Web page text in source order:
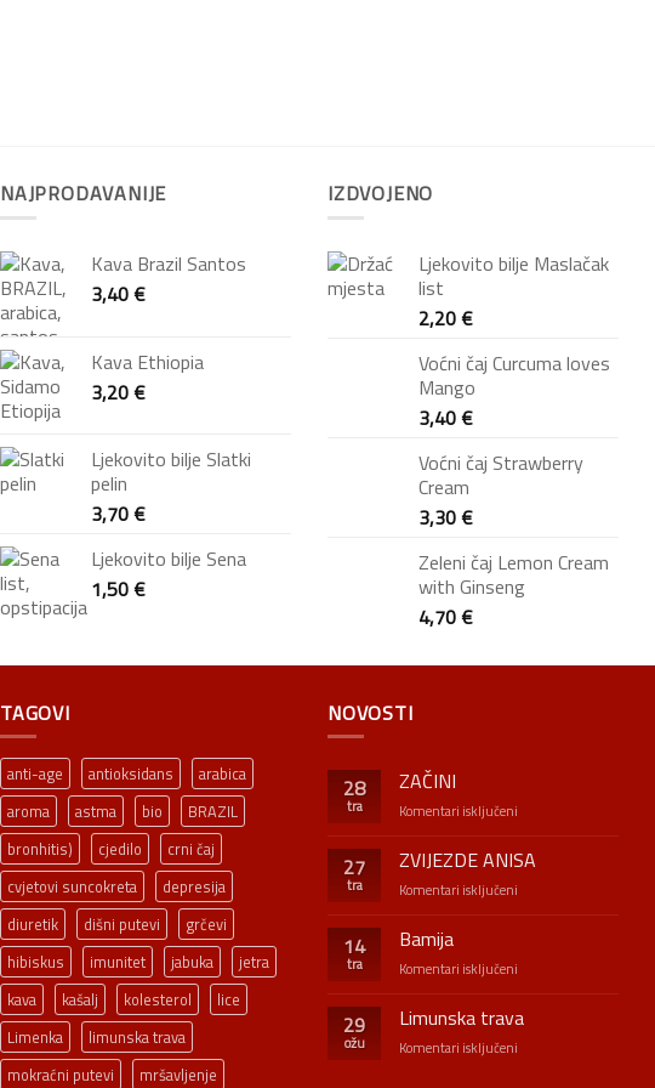
NAJPRODAVANIJE
Kava Brazil Santos
3,40€
Kava Ethiopia
3,20€
Ljekovito bilje Slatki
pelin
3,70€
Ljekovito bilje Sena
1,50€
IZDVOJENO
Ljekovito bilje Maslačak
list
2,20€
Voćni čaj Curcuma loves
Mango
3,40€
Voćni čaj Strawberry
Cream
3,30€
Zeleni čaj Lemon Cream
with Ginseng
4,70€
TAGOVI
anti-age antioksidans
arabica
aroma
astma bio
BRAZIL
bronhitis)
cjedilo
crni čaj
cvjetovi suncokreta
depresija
diuretik
dišni putevi
grčevi
hibiskus
imunitet jabuka
jetra
kava
kašalj kolesterol
lice
Limenka
limunska trava
mokraćni putevi
mršavljenje
NOVOSTI
28
tra
ZAČINI
Komentari isključeni
27
tra
ZVIJEZDE ANISA
Komentari isključeni
14
tra
Bamija
Komentari isključeni
29
ožu
Limunska trava
Komentari isključeni